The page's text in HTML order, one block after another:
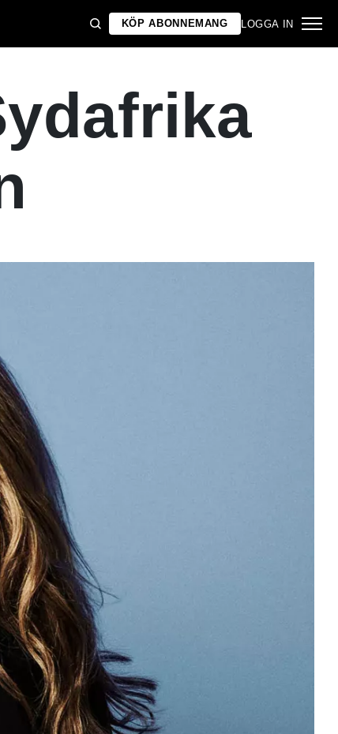
KÖP ABONNEMANG LOGGA IN